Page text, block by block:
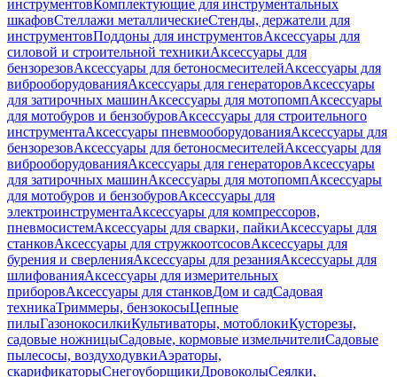
инструментовКомплектующие для инструментальных
шкафовСтеллажи металлическиеСтенды, держатели для
инструментовПоддоны для инструментовАксессуары для
силовой и строительной техникиАксессуары для
бензорезовАксессуары для бетоносмесителейАксессуары для
виброоборудованияАксессуары для генераторовАксессуары
для затирочных машинАксессуары для мотопомпАксессуары
для мотобуров и бензобуровАксессуары для строительного
инструментаАксессуары пневмооборудованияАксессуары для
бензорезовАксессуары для бетоносмесителейАксессуары для
виброоборудованияАксессуары для генераторовАксессуары
для затирочных машинАксессуары для мотопомпАксессуары
для мотобуров и бензобуровАксессуары для
электроинструментаАксессуары для компрессоров,
пневмосистемАксессуары для сварки, пайкиАксессуары для
станковАксессуары для стружкоотсосовАксессуары для
бурения и сверленияАксессуары для резанияАксессуары для
шлифованияАксессуары для измерительных
приборовАксессуары для станковДом и садСадовая
техникаТриммеры, бензокосыЦепные
пилыГазонокосилкиКультиваторы, мотоблокиКусторезы,
садовые ножницыСадовые, кормовые измельчителиСадовые
пылесосы, воздуходувкиАэраторы,
скарификаторыСнегоуборщикиДровоколыСеялки,